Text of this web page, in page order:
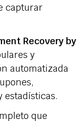
capturar
Recovery by
y
automatizada
estadísticas.
que